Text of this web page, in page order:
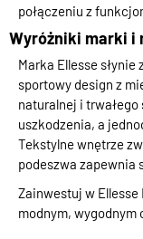
połączeniu z
Wyróżniki marki i
Marka Ellesse
sportowy design z
naturalnej i
uszkodzenia, a
Tekstylne wnętrze
podeszwa zapewnia
Zainwestuj w Ellesse
modnym, wygodnym